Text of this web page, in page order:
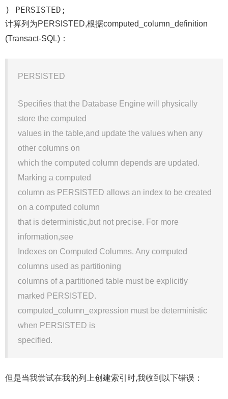
) PERSISTED;
计算列为PERSISTED,根据computed_column_definition
(Transact-SQL)：
PERSISTED
Specifies that the Database Engine will physically
store the computed
values in the table,and update the values when any
other columns on
which the computed column depends are updated.
Marking a computed
column as PERSISTED allows an index to be created
on a computed column
that is deterministic,but not precise. For more
information,see
Indexes on Computed Columns. Any computed
columns used as partitioning
columns of a partitioned table must be explicitly
marked PERSISTED.
computed_column_expression must be deterministic
when PERSISTED is
specified.
但是当我尝试在我的列上创建索引时,我收到以下错误：